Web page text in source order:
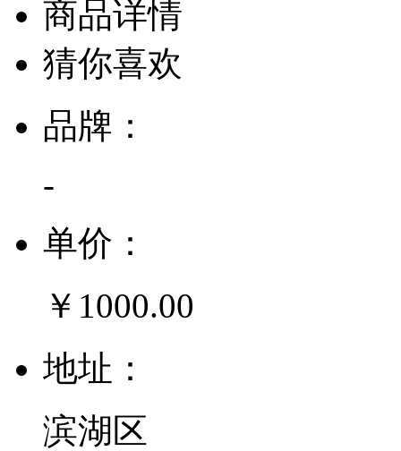
商品详情
猜你喜欢
品牌：
-
单价：
￥1000.00
地址：
滨湖区